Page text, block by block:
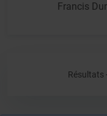
Francis
Résultats